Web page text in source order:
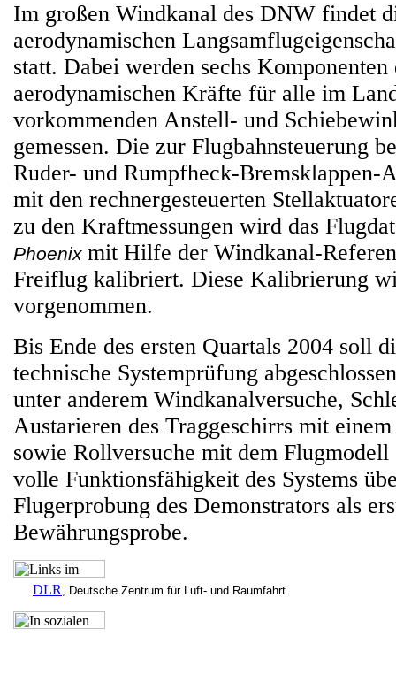
Im großen Windkanal des DNW findet
aerodynamischen
statt. Dabei werden sechs Komponenten
aerodynamischen Kräfte für alle im
vorkommenden Anstell- und
gemessen. Die zur Flugbahnsteuerung
Ruder- und Rumpfheck-Bremsklappen-
mit den rechnergesteuerten
zu den Kraftmessungen wird das
Phoenix mit Hilfe der Windkanal-
Freiflug kalibriert. Diese Kalibrierung
vorgenommen.
Bis Ende des ersten Quartals 2004 soll
technische Systemprüfung
unter anderem Windkanalversuche,
Austarieren des Traggeschirrs mit
sowie Rollversuche mit dem
volle Funktionsfähigkeit des Systems
Flugerprobung des Demonstrators als
Bewährungsprobe.
DLR , Deutsche Zentrum für Luft- und Raumfahrt